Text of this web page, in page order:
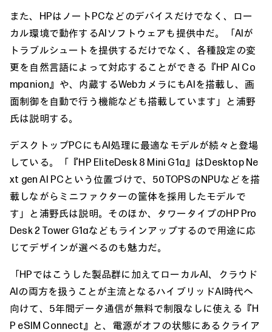
また、HPはノートPCなどのデバイスだけでなく、ロー
カル環境で動作するAIソフトウェアも提供中だ。「AIが
トラブルシュートを提供するだけでなく、各種設定の変
更を自然言語によって対応することができる『HP AI Co
mpanion』や、内蔵するWebカメラにもAIを搭載し、画
面制御を自動で行う機能なども搭載しています」と浦野
氏は説明する。
デスクトップPCにもAI処理に最適なモデルが続々と登場
している。「『HP EliteDesk 8 Mini G1a』はDesktop Ne
xt gen AI PCという位置づけで、50TOPSのNPUなどを搭
載しながらミニファクターの筐体を採用したモデルで
す」と浦野氏は説明。そのほか、タワータイプのHP Pro
Desk 2 Tower G1aなどもラインアップするので用途に応
じてデザインが選べるのも魅力だ。
「HPではこうした製品群に加えてローカルAI、クラウド
AIの両方を扱うことが主流となるハイブリッドAI時代へ
向けて、5年間データ通信が無料で制限なしに使える『H
P eSIM Connect』と、電源がオフの状態にあるクライア